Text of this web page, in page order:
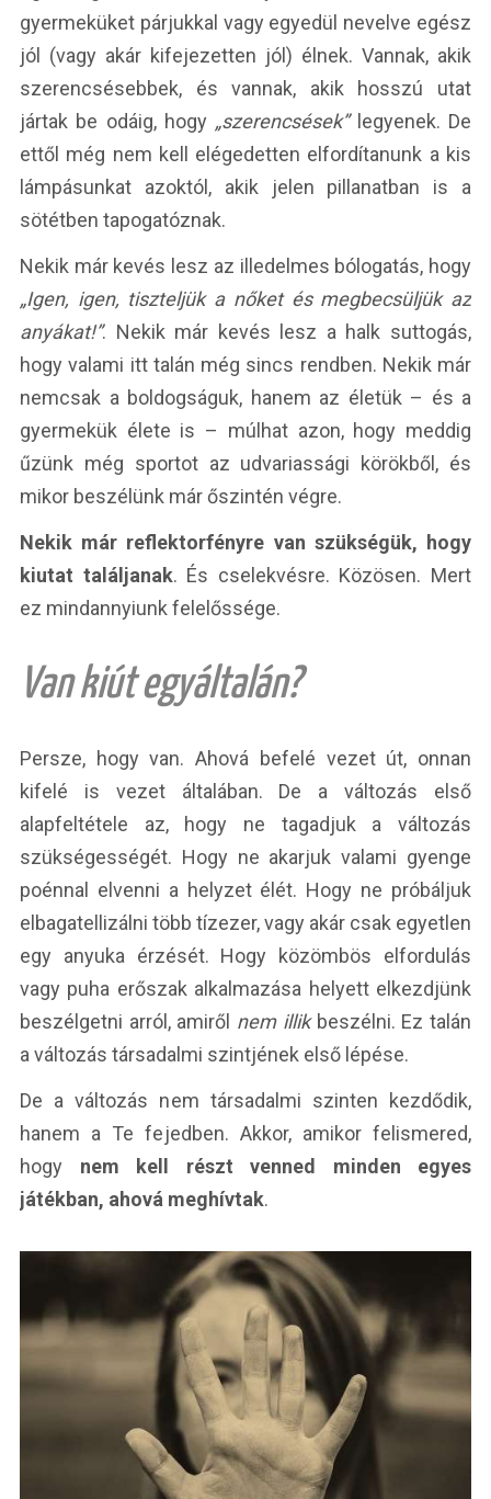
gyermeküket párjukkal vagy egyedül nevelve egész
jól (vagy akár kifejezetten jól) élnek. Vannak, akik
szerencsésebbek, és vannak, akik hosszú utat
jártak be odáig, hogy „szerencsések”legyenek. De
ettől még nem kell elégedetten elfordítanunk a kis
lámpásunkat azoktól, akik jelen pillanatban is a
sötétben tapogatóznak.
Nekik már kevés lesz az illedelmes bólogatás, hogy
„Igen, igen, tiszteljük a nőket és megbecsüljük az
anyákat!”. Nekik már kevés lesz a halk suttogás,
hogy valami itt talán még sincs rendben. Nekik már
nemcsak a boldogságuk, hanem az életük – és a
gyermekük élete is – múlhat azon, hogy meddig
űzünk még sportot az udvariassági körökből, és
mikor beszélünk már őszintén végre.
Nekik már reflektorfényre van szükségük, hogy
kiutat találjanak. És cselekvésre. Közösen. Mert
ez mindannyiunk felelőssége.
Van kiút egyáltalán?
Persze, hogy van. Ahová befelé vezet út, onnan
kifelé is vezet általában. De a változás első
alapfeltétele az, hogy ne tagadjuk a változás
szükségességét. Hogy ne akarjuk valami gyenge
poénnal elvenni a helyzet élét. Hogy ne próbáljuk
elbagatellizálni több tízezer, vagy akár csak egyetlen
egy anyuka érzését. Hogy közömbös elfordulás
vagy puha erőszak alkalmazása helyett elkezdjünk
beszélgetni arról, amiről nem illikbeszélni. Ez talán
a változás társadalmi szintjének első lépése.
De a változás nem társadalmi szinten kezdődik,
hanem a Te fejedben. Akkor, amikor felismered,
hogy nem kell részt venned minden egyes
játékban, ahová meghívtak.